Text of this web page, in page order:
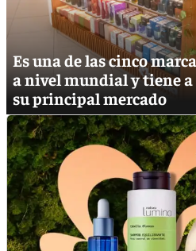
Es una de las cinco
a nivel mundial y tiene
su principal mercado